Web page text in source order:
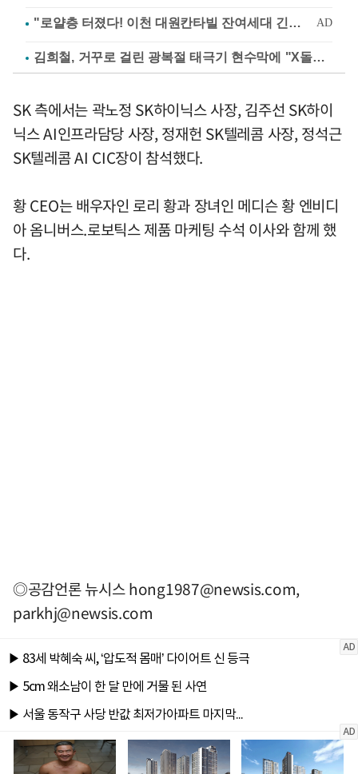
김희철, 거꾸로 걸린 광복절 태극기 현수막에 "X돌았네"
SK 측에서는 곽노정 SK하이닉스 사장, 김주선 SK하이
닉스 AI인프라담당 사장, 정재헌 SK텔레콤 사장, 정석근
SK텔레콤 AI CIC장이 참석했다.
황 CEO는 배우자인 로리 황과 장녀인 메디슨 황 엔비디
아 옴니버스.로보틱스 제품 마케팅 수석 이사와 함께 했
다.
◎공감언론 뉴시스hong1987@newsis.com,
parkhj@newsis.com